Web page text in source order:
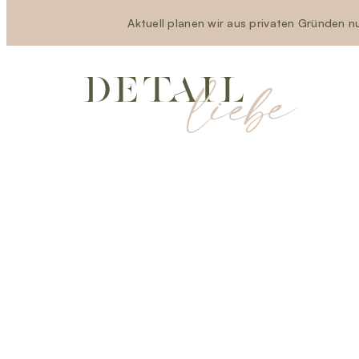
Aktuell planen wir aus privaten Gründen